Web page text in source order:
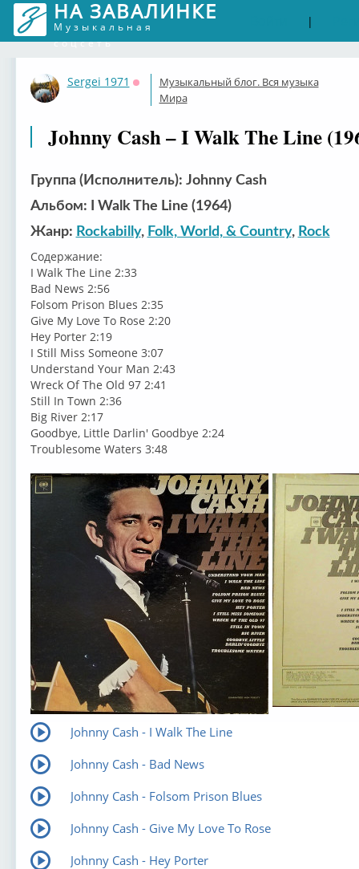
НА ЗАВАЛИНКЕ
Музыкальная
соцсеть
|
Sergei 1971
Оффлайн
Музыкальный блог. Вся музыка
Мира
Johnny Cash – I Walk The Line
Группа (Исполнитель): Johnny Cash
Альбом: I Walk The Line (1964)
Жанр: Rockabilly, Folk, World, & Country, Rock
Содержание:
I Walk The Line 2:33
Bad News 2:56
Folsom Prison Blues 2:35
Give My Love To Rose 2:20
Hey Porter 2:19
I Still Miss Someone 3:07
Understand Your Man 2:43
Wreck Of The Old 97 2:41
Still In Town 2:36
Big River 2:17
Goodbye, Little Darlin' Goodbye 2:24
Troublesome Waters 3:48
Johnny Cash - I Walk The Line
Johnny Cash - Bad News
Johnny Cash - Folsom Prison Blues
Johnny Cash - Give My Love To Rose
Johnny Cash - Hey Porter